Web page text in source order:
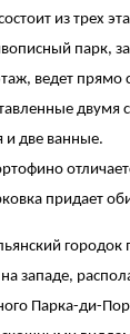
из трех
парк,
ведет
двумя
и две ванные.
придает
на западе,
Парка-ди-